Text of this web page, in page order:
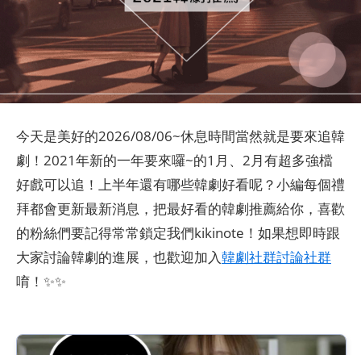
今天是美好的2026/08/06~休息時間當然就是要來追韓
劇！2021年新的一年要來囉~的1月、2月有超多強檔
好戲可以追！上半年還有哪些韓劇好看呢？小編每個禮
拜都會更新最新消息，把最好看的韓劇推薦給你，喜歡
的粉絲們要記得常常鎖定我們kikinote！如果想即時跟
大家討論韓劇的進展，也歡迎加入韓劇社群討論社群
唷！✨✨